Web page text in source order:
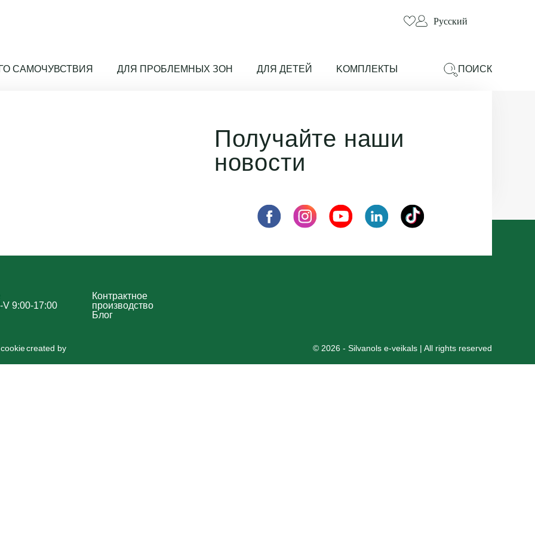
Русский
САМОЧУВСТВИЯ ДЛЯ ПРОБЛЕМНЫХ ЗОН ДЛЯ ДЕТЕЙ KОМПЛЕКТЫ ПОИСК
Получайте наши
новости
9:00-17:00
Контрактное
производство
Блог
created by © 2026 - Silvanols e-veikals | All rights reserved